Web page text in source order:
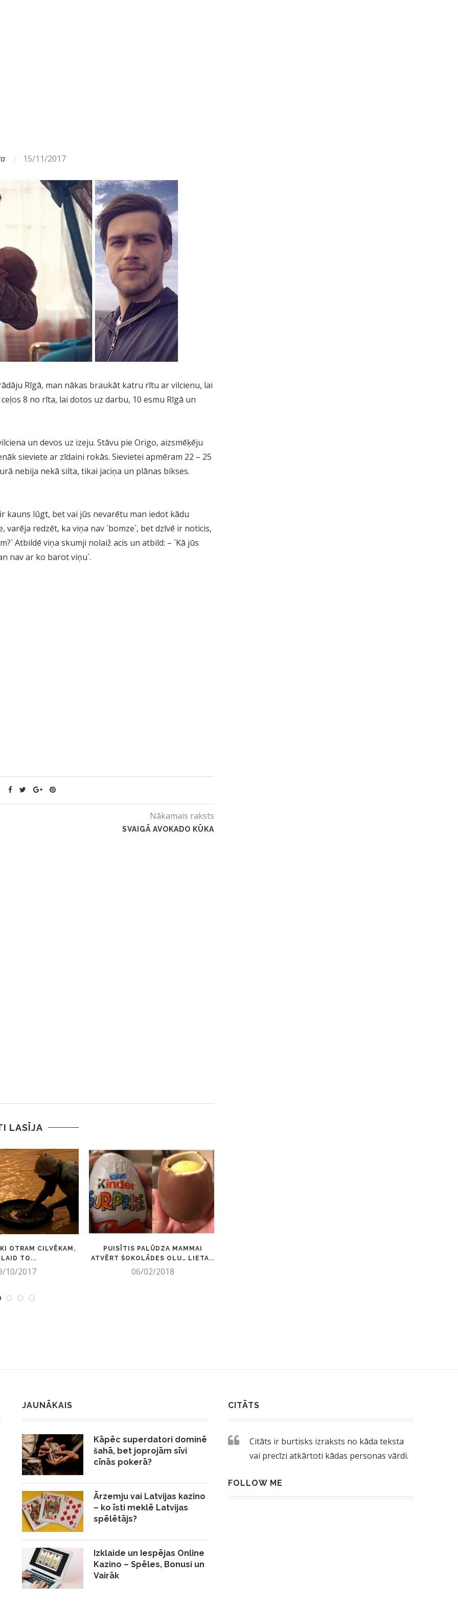
15/11/2017
Rīgā, man nākas braukāt katru rītu ar vilcienu, lai
8 no rīta, lai dotos uz darbu, 10 esmu Rīgā un
un devos uz izeju. Stāvu pie Origo, aizsmēķēju
sieviete ar zīdaini rokās. Sievietei apmēram 22 – 25
nebija nekā silta, tikai jaciņa un plānas bikses.
kauns lūgt, bet vai jūs nevarētu man iedot kādu
varēja redzēt, ka viņa nav `bomze`, bet dzīvē ir noticis,
Atbildē viņa skumji nolaiž acis un atbild: – `Kā jūs
nav ar ko barot viņu`.
Nākamais raksts
SVAIGĀ AVOKADO KŪKA
LASĪJA
OTRAM CILVĒKAM,
TO...
10/2017
PUISĪTIS PALŪDZA MAMMAI
ATVĒRT ŠOKOLĀDES OLU… LIETA...
06/02/2018
JAUNĀKAIS
Kāpēc superdatori dominē
šahā, bet joprojām sīvi
cīnās pokerā?
Ārzemju vai Latvijas kazino
– ko īsti meklē Latvijas
spēlētājs?
Izklaide un Iespējas Online
Kazino – Spēles, Bonusi un
Vairāk
CITĀTS
Citāts ir burtisks izraksts no kāda teksta
vai precīzi atkārtoti kādas personas vārdi.
FOLLOW ME